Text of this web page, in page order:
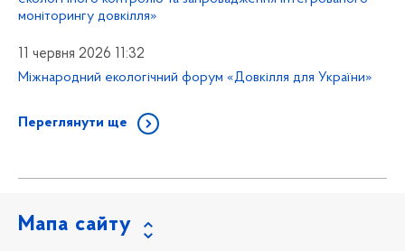
моніторингу довкілля»
11 червня 2026 11:32
Міжнародний екологічний форум «Довкілля для України»
Переглянути ще
Мапа сайту